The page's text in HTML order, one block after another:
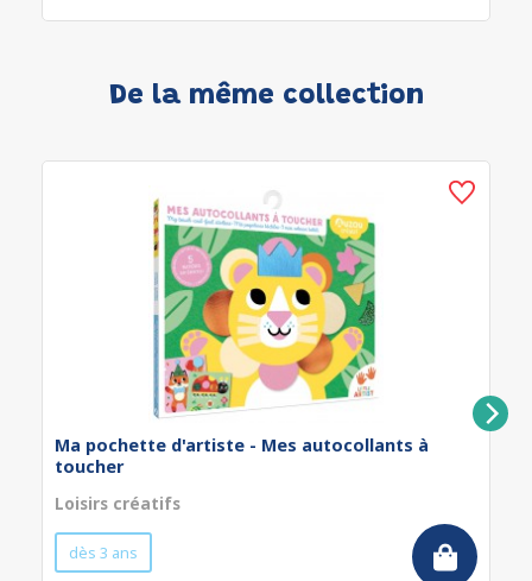
De la même collection
Ma pochette d'artiste - Mes autocollants à
toucher
Loisirs créatifs
dès 3 ans